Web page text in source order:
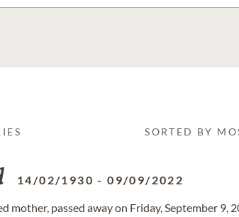
SORTED BY
14/02/1930 -09/09/2022
mother, passed away on Friday, September 9,